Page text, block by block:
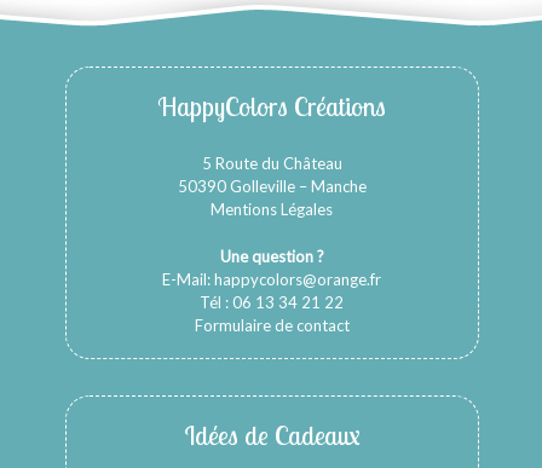
HappyColors Créations
5 Route du Château
50390 Golleville – Manche
Mentions Légales
Une question ?
E-Mail:happycolors@orange.fr
Tél : 06 13 34 21 22
Formulaire de contact
Idées de Cadeaux